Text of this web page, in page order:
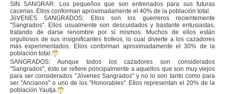
SIN SANGRAR: Los pequeños que son entrenados para sus futuras
cacerias. Ellos conforman aproximadamente el 40% de la población total.
JóVENES SANGRADOS: Ellos son los guerreros recientemente
"Sangrados". Ellos usualmente son descuidados y bastante entusiastas,
tratando de darse renombre por sí mismos. Muchos de ellos están
orgullosos de sus insignificantes trofeos, lo cual divierte a los cazadores
más experimentados. Ellos conforman aproximadamente el 30% de la
población total.
SANGRADOS: Aunque todos los cazadores son considerados
"Sangrados", ésto se refiere principalmente a aquellos que son muy viejos
para ser considerados "Jóvenes Sangrados" y no lo son tanto como para
ser "Ancianos" o uno de los "Honorables". Ellos representan el 20% de la
población Yautja.